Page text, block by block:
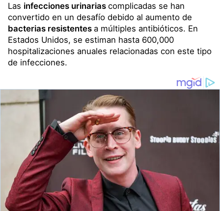
Las infecciones urinarias complicadas se han
convertido en un desafío debido al aumento de
bacterias resistentes a múltiples antibióticos. En
Estados Unidos, se estiman hasta 600,000
hospitalizaciones anuales relacionadas con este tipo
de infecciones.